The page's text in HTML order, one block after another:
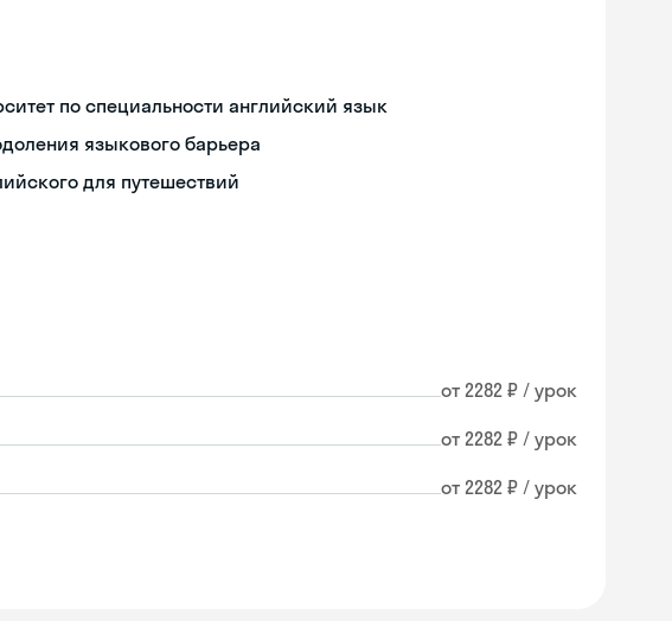
по специальности английский язык
языкового барьера
для путешествий
от 2282 ₽ / урок
от 2282 ₽ / урок
от 2282 ₽ / урок